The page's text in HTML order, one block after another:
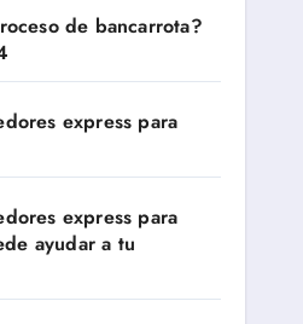
de bancarrota?
express para
express para
ayudar a tu